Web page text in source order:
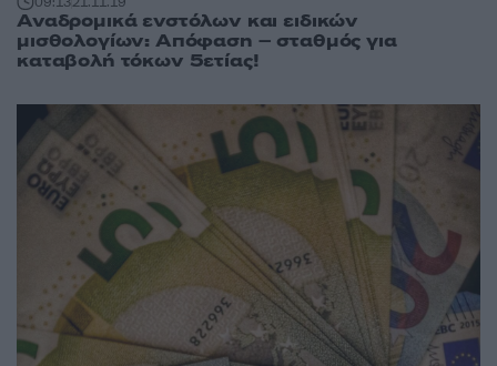
Αναδρομικά ενστόλων και ειδικών
μισθολογίων: Απόφαση – σταθμός για
καταβολή τόκων 5ετίας!